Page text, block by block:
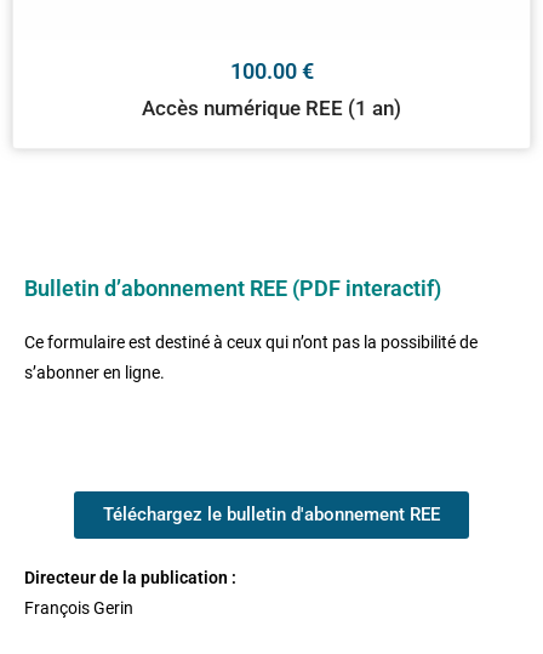
100.00€
Accès numérique REE (1 an)
Bulletin d’abonnement REE (PDF interactif)
Ce formulaire est destiné à ceux qui n’ont pas la possibilité de
s’abonner en ligne.
Téléchargez le bulletin d'abonnement REE
Directeur de la publication :
François Gerin